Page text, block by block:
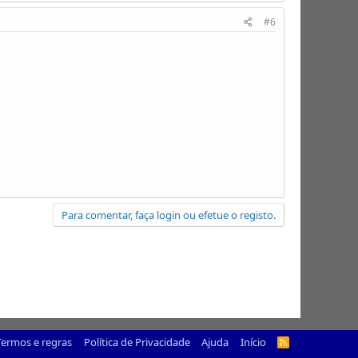
#6
Para comentar, faça login ou efetue o registo.
e regras Política de Privacidade Ajuda Início
R